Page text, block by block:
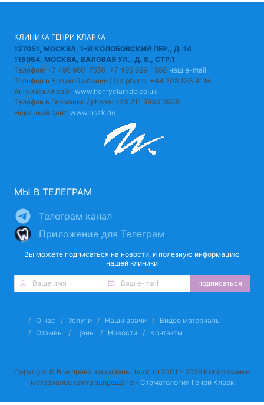
КЛИНИКА ГЕНРИ КЛАРКА
127051, МОСКВА, 1-Й КОЛОБОВСКИЙ ПЕР., Д. 14
115054, МОСКВА, ВАЛОВАЯ УЛ., Д. 8., СТР.1
Телефон: +7 495 960-7550, +7 495 969-1550 наш e-mail
Телефон в Великобритании / UK phone: +44 208 133 4114
Английский сайт: www.henryclarkdc.co.uk
Телефон в Германии / phone: +49 211 9839 3939
Немецкий сайт: www.hczk.de
МЫ В ТЕЛЕГРАМ
Телеграм канал
Приложение для Телеграм
Вы можете подписаться на новости, и полезную информацию
нашей клиники
подписаться
О нас Услуги Наши врачи
Видео материалы
Отзывы
Цены Новости Контакты
Copyright © Все права защищены. hcdc.ru 2001 - 2026 Копирование
материалов сайта запрещено - Стоматология Генри Кларк